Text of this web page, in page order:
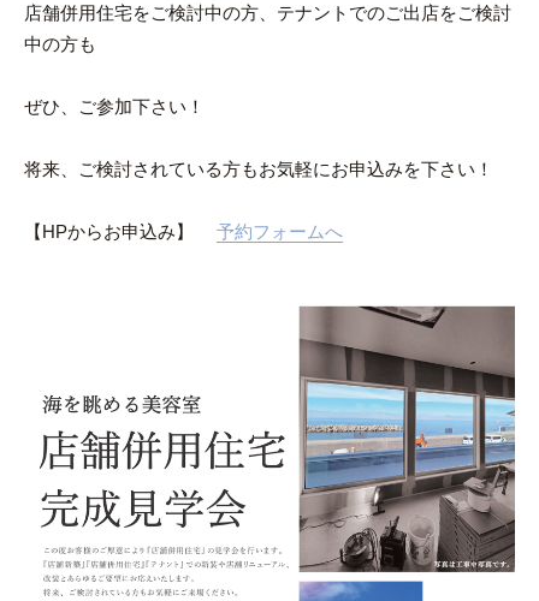
店舗併用住宅をご検討中の方、テナントでのご出店をご検討
中の方も
ぜひ、ご参加下さい！
将来、ご検討されている方もお気軽にお申込みを下さい！
【HPからお申込み】 予約フォームへ